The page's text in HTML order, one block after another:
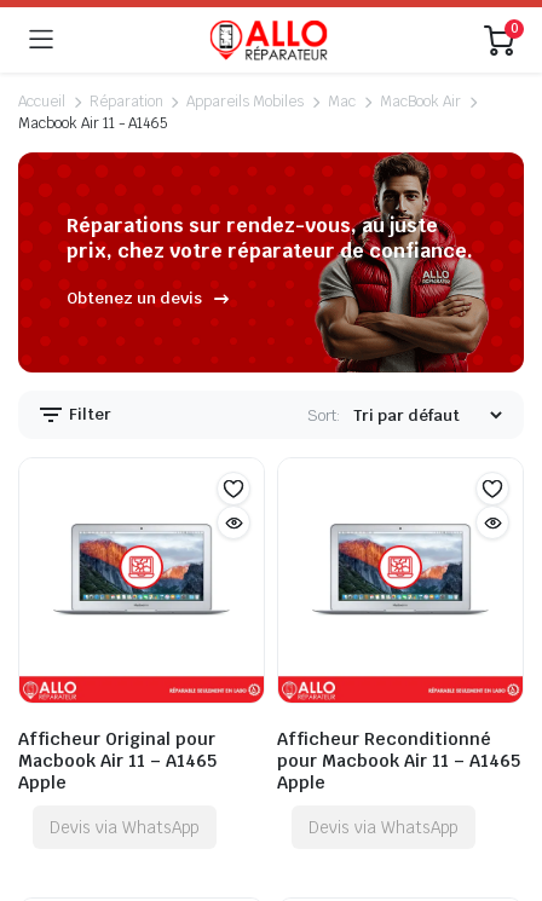
0
Accueil Réparation Appareils Mobiles Mac
MacBook Air
Macbook Air 11 - A1465
Réparations sur rendez-vous, au juste
prix, chez votre réparateur de confiance.
Obtenez un devis
Filter Sort:
Afficheur Original pour
Macbook Air 11 – A1465
Apple
Devis via WhatsApp
Afficheur Reconditionné
pour Macbook Air 11 – A1465
Apple
Devis via WhatsApp